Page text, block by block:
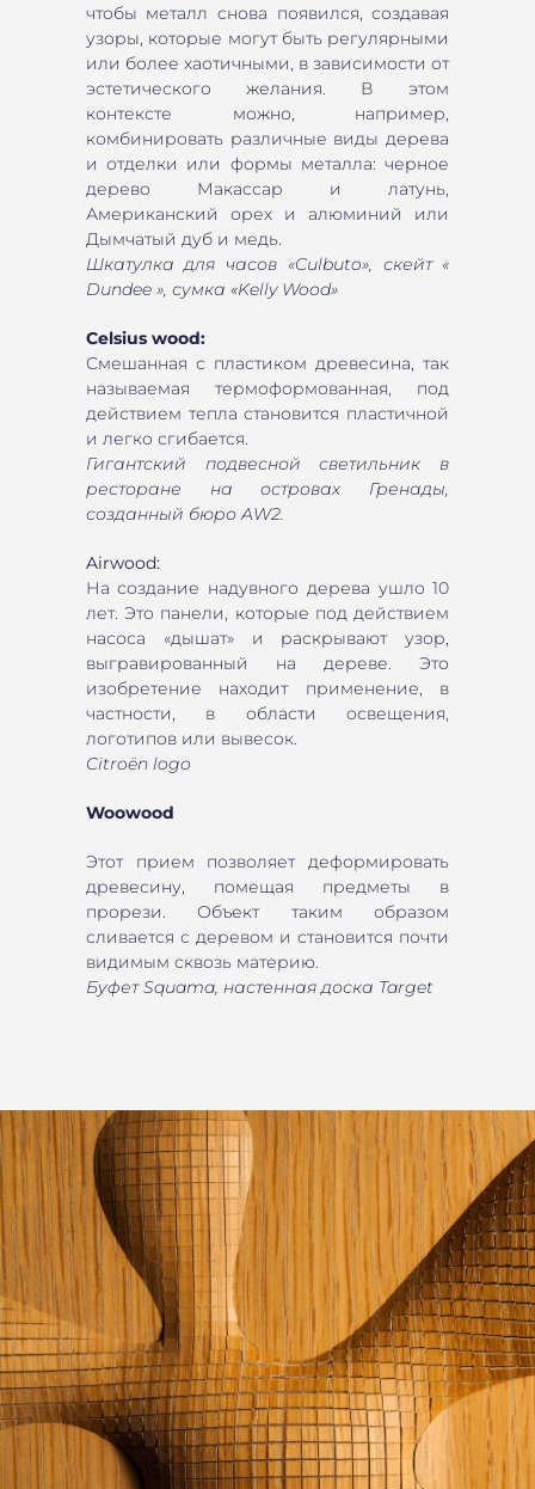
чтобы металл снова появился, создавая
узоры, которые могут быть регулярными
или более хаотичными, в зависимости от
эстетического желания. В этом
контексте можно, например,
комбинировать различные виды дерева
и отделки или формы металла: черное
дерево Макассар и латунь,
Американский орех и алюминий или
Дымчатый дуб и медь.
Шкатулка для часов «Culbuto», скейт «
Dundee », сумка «Kelly Wood»
Celsius wood:
Смешанная с пластиком древесина, так
называемая термоформованная, под
действием тепла становится пластичной
и легко сгибается.
Гигантский подвесной светильник в
ресторане на островах Гренады,
созданный бюро AW2.
Airwood:
На создание надувного дерева ушло 10
лет. Это панели, которые под действием
насоса «дышат» и раскрывают узор,
выгравированный на дереве. Это
изобретение находит применение, в
частности, в области освещения,
логотипов или вывесок.
Citroën logo
Woowood
Этот прием позволяет деформировать
древесину, помещая предметы в
прорези. Объект таким образом
сливается с деревом и становится почти
видимым сквозь материю.
Буфет Squama, настенная доска Target